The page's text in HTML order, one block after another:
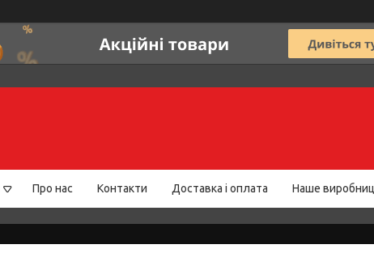
Про нас Контакти Доставка і оплата Наше